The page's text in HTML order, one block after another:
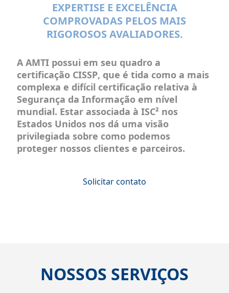
EXPERTISE E EXCELÊNCIA
COMPROVADAS PELOS MAIS
RIGOROSOS AVALIADORES.
A AMTI possui em seu quadro a
certificação CISSP, que é tida como a mais
complexa e difícil certificação relativa à
Segurança da Informação em nível
mundial. Estar associada à ISC² nos
Estados Unidos nos dá uma visão
privilegiada sobre como podemos
proteger nossos clientes e parceiros.
Solicitar contato
NOSSOS SERVIÇOS